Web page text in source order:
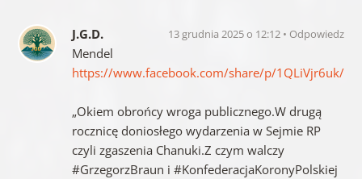
J.G.D. 13 grudnia 2025 o 12:12 Odpowiedz
Mendel
https://www.facebook.com/share/p/1QLiVjr6uk/
„Okiem obrońcy wroga publicznego.W drugą
rocznicę doniosłego wydarzenia w Sejmie RP
czyli zgaszenia Chanuki.Z czym walczy
#GrzegorzBraun i #KonfederacjaKoronyPolskiej